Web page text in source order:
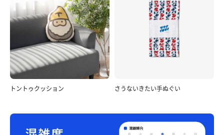
トントゥクッション さうないきたい手ぬぐい